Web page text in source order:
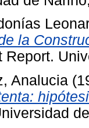
la
Report.
Analucia